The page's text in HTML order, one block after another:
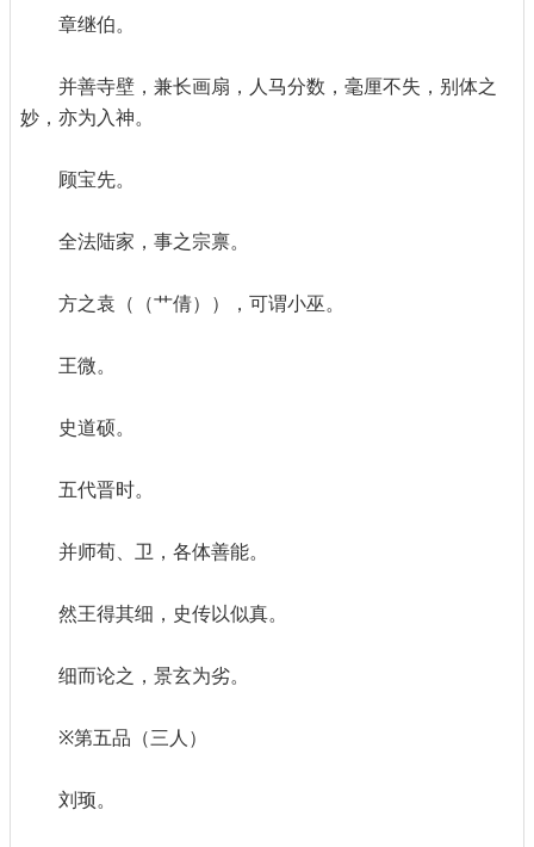
章继伯。
并善寺壁，兼长画扇，人马分数，毫厘不失，别体之
妙，亦为入神。
顾宝先。
全法陆家，事之宗禀。
方之袁（（艹倩）），可谓小巫。
王微。
史道硕。
五代晋时。
并师荀、卫，各体善能。
然王得其细，史传以似真。
细而论之，景玄为劣。
※第五品（三人）
刘顼。